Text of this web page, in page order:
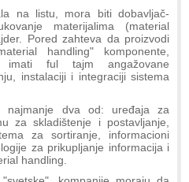
na listu, mora biti dobavljač-
materijalima (material
Pored zahteva da proizvodi
handling" komponente,
imati ful tajm angažovane
instalaciji i integraciji sistema
najmanje dva od: uređaja za
za skladištenje i postavljanje,
za sortiranje, informacioni
za prikupljanje informacija i
handling.